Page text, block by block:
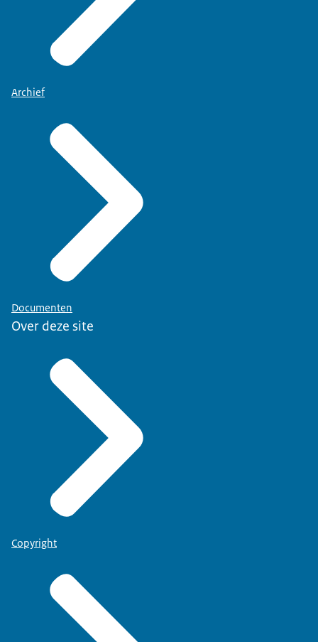
Archief
Documenten
Over deze site
Copyright